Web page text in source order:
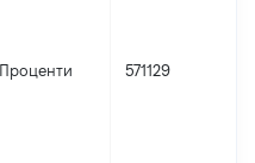
Проценти 571129